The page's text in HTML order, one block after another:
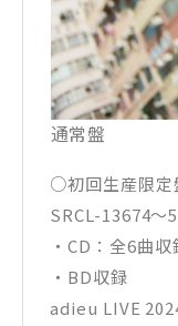
通常盤
○初回生産限定
SRCL-13674〜
・CD：全6曲収
・BD収録
adieu LIVE